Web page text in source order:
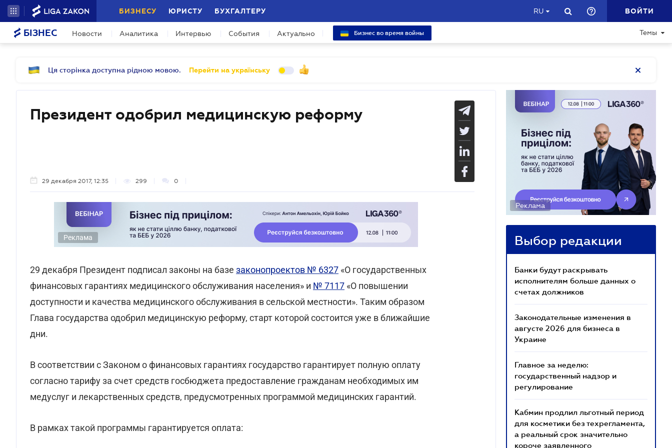
БИЗНЕСУ ЮРИСТУ БУХГАЛТЕРУ RU ВОЙТИ
БІЗНЕС Новости Аналитика Интервью События Актуально Бизнес во время войны Темы
Ця сторінка доступна рідною мовою. Перейти на українську
Президент одобрил медицинскую реформу
29 декабря 2017, 12:35 299 0
Реклама
29 декабря Президент подписал законы на базе законопроектов № 6327 «О государственных
финансовых гарантиях медицинского обслуживания населения» и № 7117 «О повышении
доступности и качества медицинского обслуживания в сельской местности». Таким образом
Глава государства одобрил медицинскую реформу, старт которой состоится уже в ближайшие
дни.
В соответствии с Законом о финансовых гарантиях государство гарантирует полную оплату
согласно тарифу за счет средств госбюджета предоставление гражданам необходимых им
медуслуг и лекарственных средств, предусмотренных программой медицинских гарантий.
В рамках такой программы гарантируется оплата:
Реклама
Выбор редакции
Банки будут раскрывать
исполнителям больше данных о
счетах должников
Законодательные изменения в
августе 2026 для бизнеса в
Украине
Главное за неделю:
государственный надзор и
регулирование
Кабмин продлил льготный период
для косметики без техрегламента,
а реальный срок значительно
короче заявленного